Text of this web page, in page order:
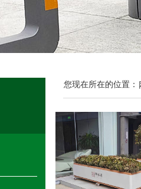
您现在所在的位置：